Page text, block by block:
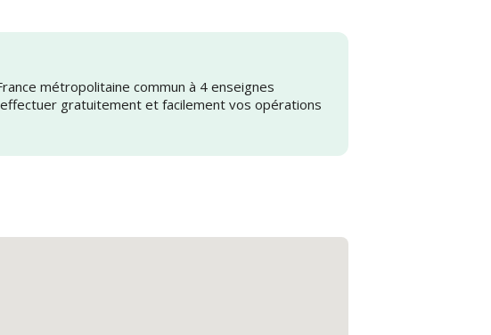
métropolitaine commun à 4 enseignes
effectuer gratuitement et facilement vos opérations